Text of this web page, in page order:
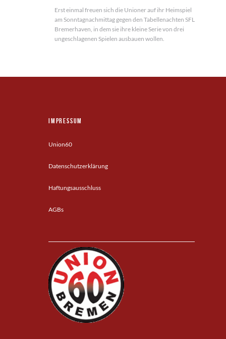
Erst einmal freuen sich die Unioner auf ihr Heimspiel
am Sonntagnachmittag gegen den Tabellenachten SFL
Bremerhaven, in dem sie ihre kleine Serie von drei
ungeschlagenen Spielen ausbauen wollen.
Impressum
Union60
Datenschutzerklärung
Haftungsausschluss
AGBs